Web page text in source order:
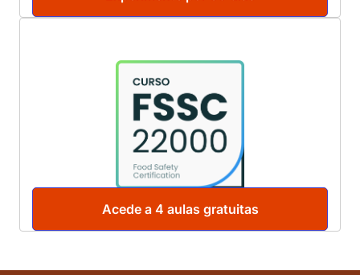
Acede a 4 aulas gratuitas